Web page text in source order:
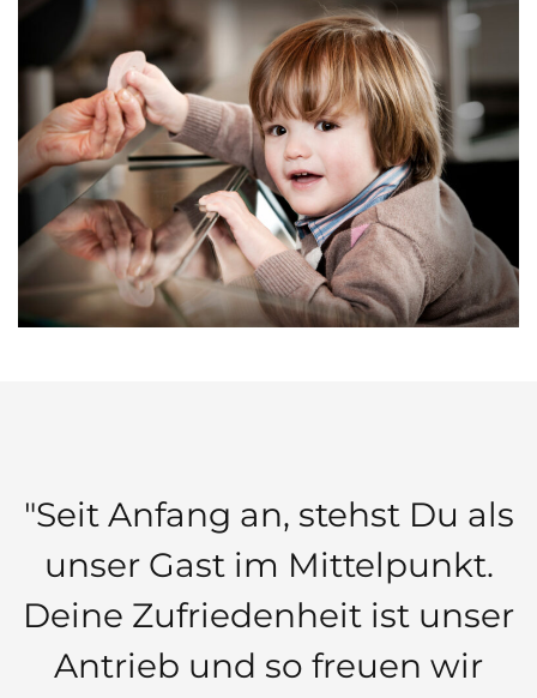
"Seit Anfang an, stehst Du als
unser Gast im Mittelpunkt.
Deine Zufriedenheit ist unser
Antrieb und so freuen wir